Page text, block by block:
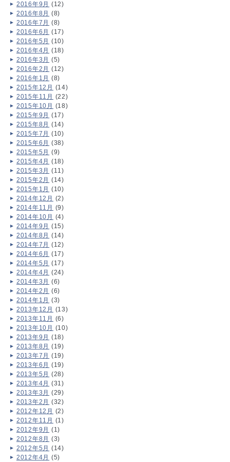
2016年9月 (12)
2016年8月 (8)
2016年7月 (8)
2016年6月 (17)
2016年5月 (10)
2016年4月 (18)
2016年3月 (5)
2016年2月 (12)
2016年1月 (8)
2015年12月 (14)
2015年11月 (22)
2015年10月 (18)
2015年9月 (17)
2015年8月 (14)
2015年7月 (10)
2015年6月 (38)
2015年5月 (9)
2015年4月 (18)
2015年3月 (11)
2015年2月 (14)
2015年1月 (10)
2014年12月 (2)
2014年11月 (9)
2014年10月 (4)
2014年9月 (15)
2014年8月 (14)
2014年7月 (12)
2014年6月 (17)
2014年5月 (17)
2014年4月 (24)
2014年3月 (6)
2014年2月 (6)
2014年1月 (3)
2013年12月 (13)
2013年11月 (6)
2013年10月 (10)
2013年9月 (18)
2013年8月 (19)
2013年7月 (19)
2013年6月 (19)
2013年5月 (28)
2013年4月 (31)
2013年3月 (29)
2013年2月 (32)
2012年12月 (2)
2012年11月 (1)
2012年9月 (1)
2012年8月 (3)
2012年5月 (14)
2012年4月 (5)